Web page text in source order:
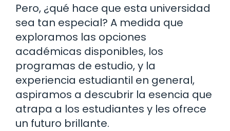
Pero, ¿qué hace que esta universidad
sea tan especial? A medida que
exploramos las opciones
académicas disponibles, los
programas de estudio, y la
experiencia estudiantil en general,
aspiramos a descubrir la esencia que
atrapa a los estudiantes y les ofrece
un futuro brillante.